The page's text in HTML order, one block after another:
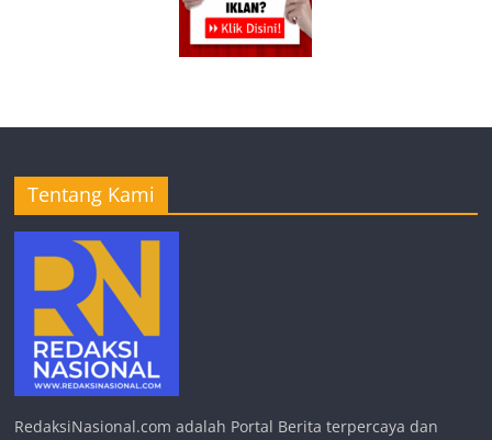
Tentang Kami
RedaksiNasional.com adalah Portal Berita terpercaya dan